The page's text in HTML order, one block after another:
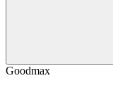
Goodmax